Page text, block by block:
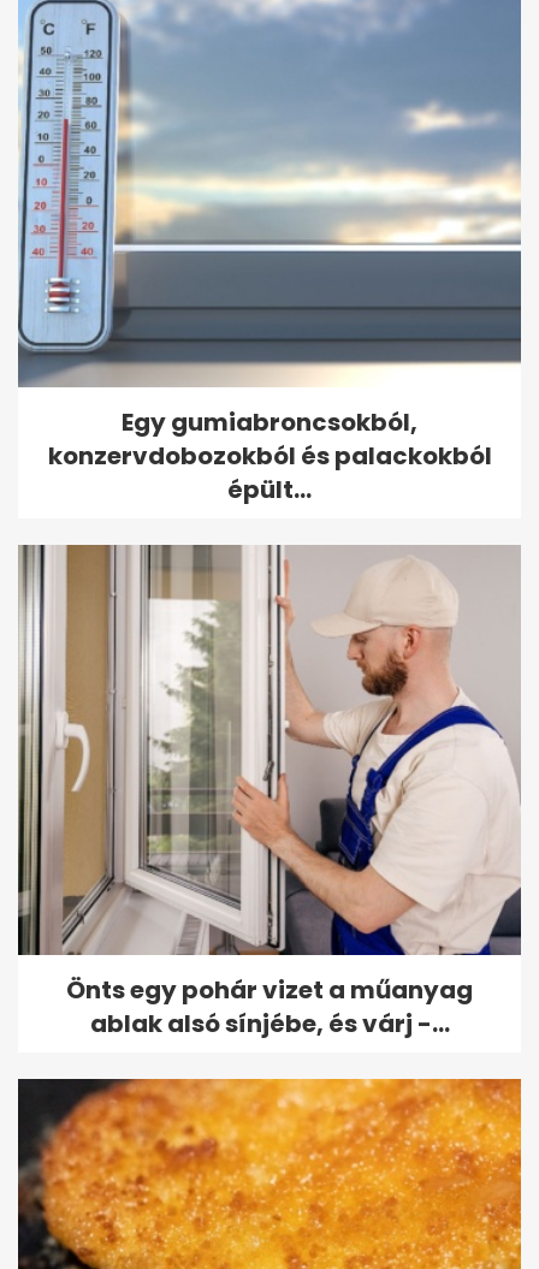
Egy gumiabroncsokból,
konzervdobozokból és palackokból
épült...
Önts egy pohár vizet a műanyag
ablak alsó sínjébe, és várj -...